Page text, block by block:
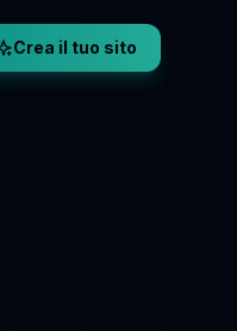
Crea il tuo sito